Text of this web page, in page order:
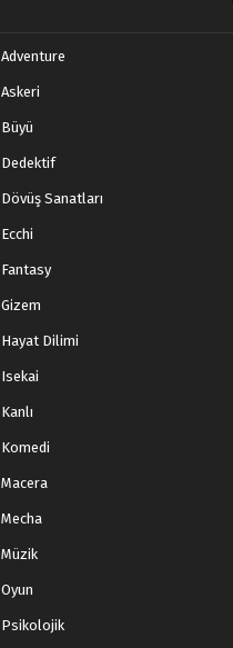
Adventure
Askeri
Büyü
Dedektif
Dövüş Sanatları
Ecchi
Fantasy
Gizem
Hayat Dilimi
Isekai
Kanlı
Komedi
Macera
Mecha
Müzik
Oyun
Psikolojik